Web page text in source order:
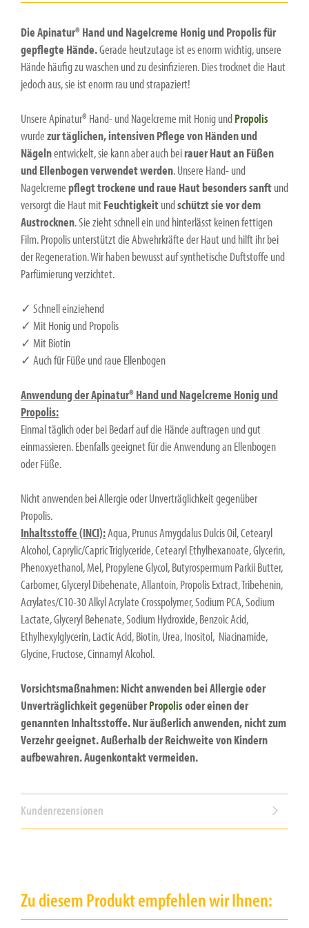
Die Apinatur® Hand und Nagelcreme Honig und Propolisfür
gepflegte Hände.Gerade heutzutage ist es enorm wichtig, unsere
Hände häufig zu waschen und zu desinfizieren. Dies trocknet die Haut
jedoch aus, sie ist enorm rau und strapaziert!
Unsere Apinatur® Hand- und Nagelcreme mit Honig undPropolis
wurdezur täglichen, intensiven Pflege von Händen und
Nägelnentwickelt, sie kann aber auch beirauer Haut an Füßen
und Ellenbogen verwendet werden. Unsere Hand- und
Nagelcremepflegt trockene und raue Haut besonders sanftund
versorgt die Haut mitFeuchtigkeitundschützt sie vor dem
Austrocknen. Sie zieht schnell ein und hinterlässt keinen fettigen
Film. Propolis unterstützt die Abwehrkräfte der Haut und hilft ihr bei
der Regeneration. Wir haben bewusst auf synthetische Duftstoffe und
Parfümierung verzichtet.
✓ Schnell einziehend
✓ Mit Honig und Propolis
✓ Mit Biotin
✓ Auch für Füße und raue Ellenbogen
Anwendung der Apinatur® Hand und Nagelcreme Honig und
Propolis:
Einmal täglich oder bei Bedarf auf die Hände auftragen und gut
einmassieren. Ebenfalls geeignet für die Anwendung an Ellenbogen
oder Füße.
Nicht anwenden bei Allergie oder Unverträglichkeit gegenüber
Propolis.
Inhaltsstoffe (INCI):Aqua, Prunus Amygdalus Dulcis Oil, Cetearyl
Alcohol, Caprylic/Capric Triglyceride, Cetearyl Ethylhexanoate, Glycerin,
Phenoxyethanol, Mel, Propylene Glycol, Butyrospermum Parkii Butter,
Carbomer, Glyceryl Dibehenate, Allantoin, Propolis Extract, Tribehenin,
Acrylates/C10-30 Alkyl Acrylate Crosspolymer, Sodium PCA, Sodium
Lactate, Glyceryl Behenate, Sodium Hydroxide, Benzoic Acid,
Ethylhexylglycerin, Lactic Acid, Biotin, Urea, Inositol, Niacinamide,
Glycine, Fructose, Cinnamyl Alcohol.
Vorsichtsmaßnahmen: Nicht anwenden bei Allergie oder
Unverträglichkeit gegenüberPropolisoder einen der
genannten Inhaltsstoffe. Nur äußerlich anwenden, nicht zum
Verzehr geeignet. Außerhalb der Reichweite von Kindern
aufbewahren. Augenkontakt vermeiden.
Kundenrezensionen
Zu diesem Produkt empfehlen wir Ihnen: